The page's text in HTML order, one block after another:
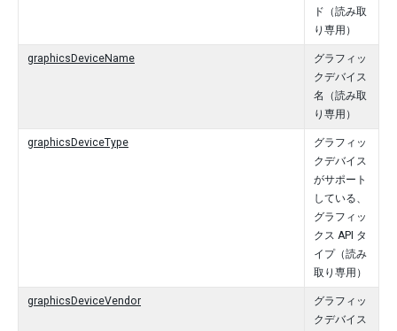
ド（読み取
り専用）
graphicsDeviceName
グラフィッ
クデバイス
名（読み取
り専用）
graphicsDeviceType
グラフィッ
クデバイス
がサポート
している、
グラフィッ
クス API タ
イプ（読み
取り専用）
graphicsDeviceVendor
グラフィッ
クデバイス